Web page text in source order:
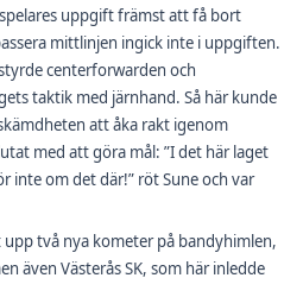
uppgift främst att få bort
mittlinjen ingick inte i uppgiften.
centerforwarden och
taktik med järnhand. Så här kunde
att åka rakt igenom
med att göra mål: ”I det här laget
inte om det där!” röt Sune och var
två nya kometer på bandyhimlen,
även Västerås SK, som här inledde